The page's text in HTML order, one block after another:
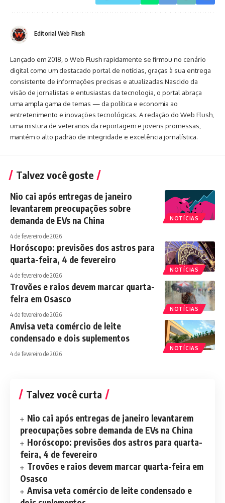
Editorial Web Flush
Lançado em 2018, o Web Flush rapidamente se firmou no cenário
digital como um destacado portal de notícias, graças à sua entrega
consistente de informações precisas e atualizadas.Nascido da
visão de jornalistas e entusiastas da tecnologia, o portal abraça
uma ampla gama de temas — da política e economia ao
entretenimento e inovações tecnológicas. A redação do Web Flush,
uma mistura de veteranos da reportagem e jovens promessas,
mantém o alto padrão de integridade e excelência jornalística.
Talvez você goste
NOTÍCIAS
Nio cai após entregas de janeiro
levantarem preocupações sobre
demanda de EVs na China
4 de fevereiro de 2026
NOTÍCIAS
Horóscopo: previsões dos astros para
quarta-feira, 4 de fevereiro
4 de fevereiro de 2026
NOTÍCIAS
Trovões e raios devem marcar quarta-
feira em Osasco
4 de fevereiro de 2026
NOTÍCIAS
Anvisa veta comércio de leite
condensado e dois suplementos
4 de fevereiro de 2026
Talvez você curta
Nio cai após entregas de janeiro levantarem
preocupações sobre demanda de EVs na China
Horóscopo: previsões dos astros para quarta-
feira, 4 de fevereiro
Trovões e raios devem marcar quarta-feira em
Osasco
Anvisa veta comércio de leite condensado e